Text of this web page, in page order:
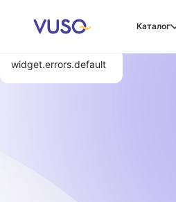
Каталог
widget.errors.default